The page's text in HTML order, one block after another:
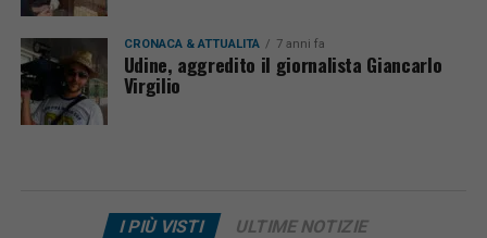
CRONACA & ATTUALITÀ 7 anni fa
Udine, aggredito il giornalista Giancarlo
Virgilio
I PIÙ VISTI ULTIME NOTIZIE